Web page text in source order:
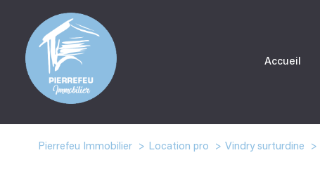
Accueil
Pierrefeu Immobilier Location pro Vindry surturdine